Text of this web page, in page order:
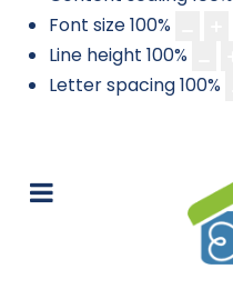
Font size100%
Line height 100%
Letter spacing100%